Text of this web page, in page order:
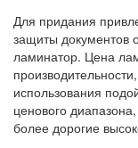
Для придания
защиты документов
ламинатор. Цена
использования
ценового
более дорогие